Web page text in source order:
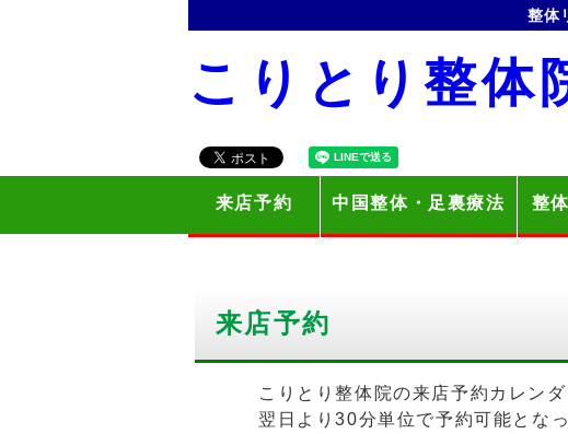
整体
こりとり整体
来店予約 中国整体・足裏療法 整
来店予約
こりとり整体院の来店予約カレンダ
翌日より30分単位で予約可能とな